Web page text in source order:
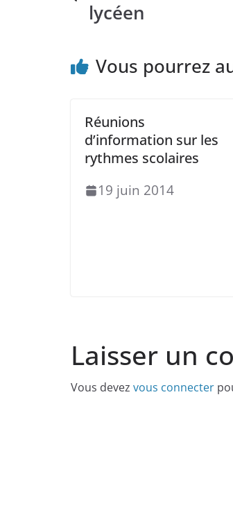
lycéen
Vous pourrez
Réunions
d’information sur les
rythmes scolaires
19 juin 2014
Laisser un
Vous devez vous connecter